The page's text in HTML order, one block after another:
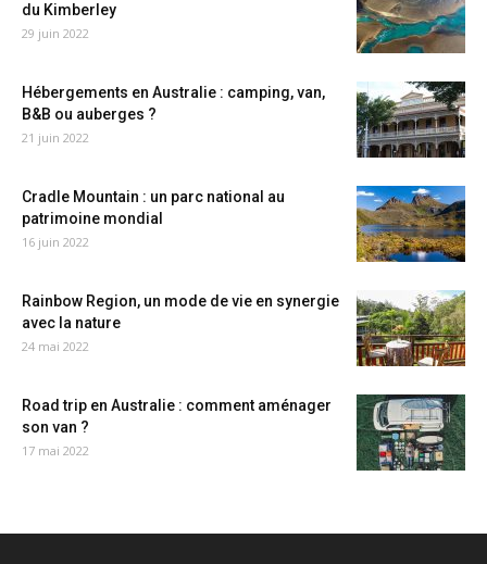
du Kimberley
29 juin 2022
Hébergements en Australie : camping, van,
B&B ou auberges ?
21 juin 2022
Cradle Mountain : un parc national au
patrimoine mondial
16 juin 2022
Rainbow Region, un mode de vie en synergie
avec la nature
24 mai 2022
Road trip en Australie : comment aménager
son van ?
17 mai 2022